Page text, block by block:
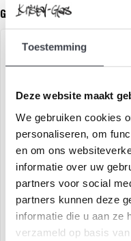
Toestemming
Deze website maakt
We gebruiken cookies
personaliseren, om
en om ons
informatie over uw
partners voor social
partners kunnen deze
informatie die u aan ze
verzameld op basis
Gerelateerde glaskunst
Batzeba Gold
Limited edition van Mats
Jonasson